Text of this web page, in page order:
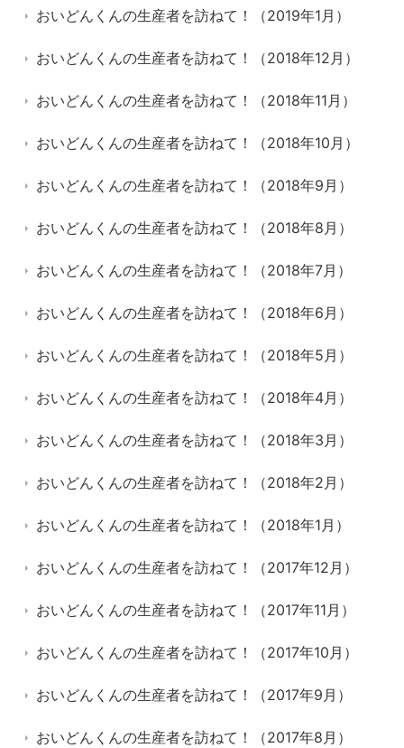
おいどんくんの生産者を訪ねて！（2019年1月）
おいどんくんの生産者を訪ねて！（2018年12月）
おいどんくんの生産者を訪ねて！（2018年11月）
おいどんくんの生産者を訪ねて！（2018年10月）
おいどんくんの生産者を訪ねて！（2018年9月）
おいどんくんの生産者を訪ねて！（2018年8月）
おいどんくんの生産者を訪ねて！（2018年7月）
おいどんくんの生産者を訪ねて！（2018年6月）
おいどんくんの生産者を訪ねて！（2018年5月）
おいどんくんの生産者を訪ねて！（2018年4月）
おいどんくんの生産者を訪ねて！（2018年3月）
おいどんくんの生産者を訪ねて！（2018年2月）
おいどんくんの生産者を訪ねて！（2018年1月）
おいどんくんの生産者を訪ねて！（2017年12月）
おいどんくんの生産者を訪ねて！（2017年11月）
おいどんくんの生産者を訪ねて！（2017年10月）
おいどんくんの生産者を訪ねて！（2017年9月）
おいどんくんの生産者を訪ねて！（2017年8月）